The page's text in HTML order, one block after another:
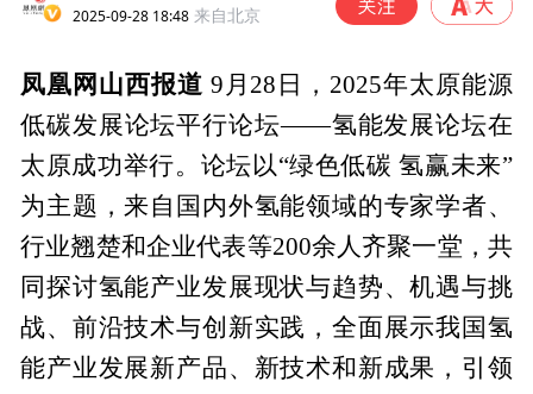
2025-09-28 18:48 来自北京
凤凰网山西报道 9月28日，2025年太原能源
低碳发展论坛平行论坛——氢能发展论坛在
太原成功举行。论坛以“绿色低碳 氢赢未来”
为主题，来自国内外氢能领域的专家学者、
行业翘楚和企业代表等200余人齐聚一堂，共
同探讨氢能产业发展现状与趋势、机遇与挑
战、前沿技术与创新实践，全面展示我国氢
能产业发展新产品、新技术和新成果，引领